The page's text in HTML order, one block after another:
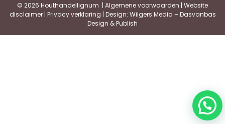
© 2026 Houthandellignum | Algemene voorwaarden | Website
disclaimer| Privacy verklaring | Design: Wilgers Media – Dasvanbas
Design & Publish